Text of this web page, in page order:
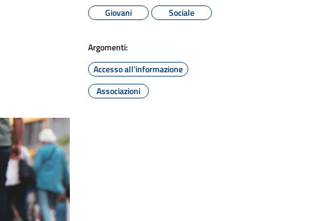
Giovani
Sociale
Argomenti:
Accesso all'informazione
Associazioni